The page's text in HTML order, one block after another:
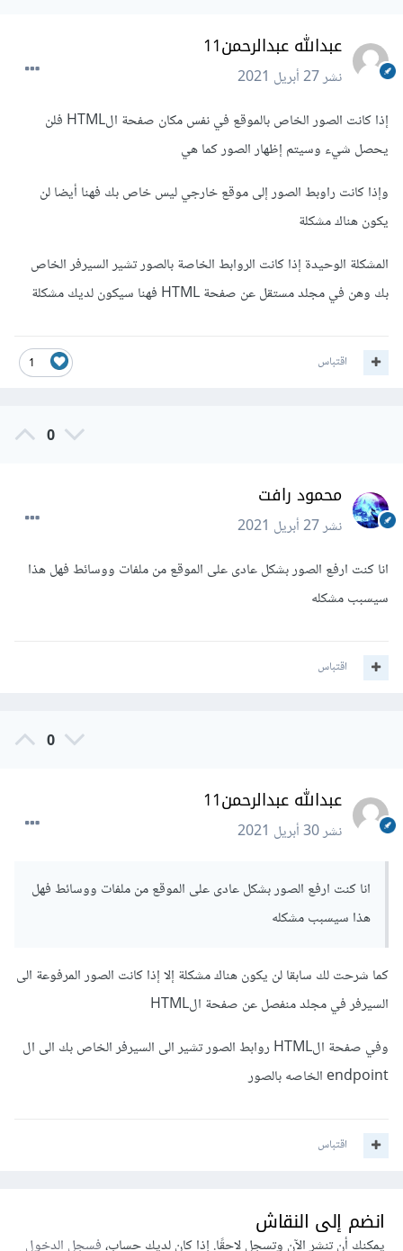
عبدالله عبدالرحمن11
نشر27 أبريل 2021
إذا كانت الصور الخاص بالموقع في نفس مكان صفحة الHTML فلن
يحصل شيء وسيتم إظهار الصور كما هي
وإذا كانت راوبط الصور إلى موقع خارجي ليس خاص بك فهنا أيضا لن
يكون هناك مشكلة
المشكلة الوحيدة إذا كانت الروابط الخاصة بالصور تشير السيرفر الخاص
بك وهن في مجلد مستقل عن صفحة HTML فهنا سيكون لديك مشكلة
1 اقتباس
0
محمود رافت
نشر27 أبريل 2021
انا كنت ارفع الصور بشكل عادى على الموقع من ملفات ووسائط فهل هذا
سيسبب مشكله
اقتباس
0
عبدالله عبدالرحمن11
نشر30 أبريل 2021
انا كنت ارفع الصور بشكل عادى على الموقع من ملفات ووسائط فهل
هذا سيسبب مشكله
كما شرحت لك سابقا لن يكون هناك مشكلة إلا إذا كانت الصور المرفوعة الى
السيرفر في مجلد منفصل عن صفحة الHTML
وفي صفحة الHTML روابط الصور تشير الى السيرفر الخاص بك الى ال
endpoint الخاصه بالصور
اقتباس
انضم إلى النقاش